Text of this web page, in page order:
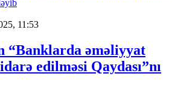
11:53
“Banklarda əməliyyat
edilməsi Qaydası”nı